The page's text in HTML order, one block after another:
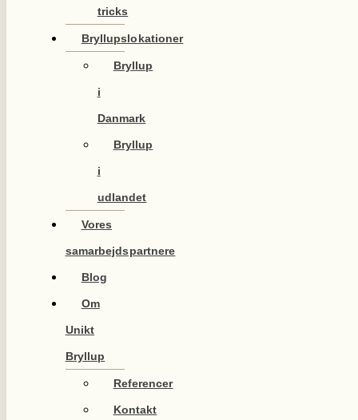
tricks
Bryllupslokationer
Bryllup
i
Danmark
Bryllup
i
udlandet
Vores
samarbejdspartnere
Blog
Om
Unikt
Bryllup
Referencer
Kontakt